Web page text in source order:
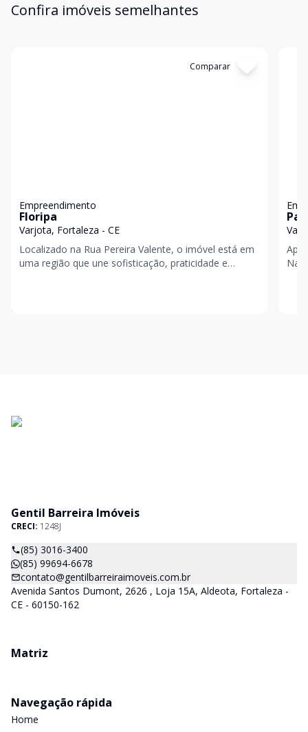
Confira imóveis semelhantes
Comparar
Empreendimento
Floripa
Varjota, Fortaleza - CE
Localizado na Rua Pereira Valente, o imóvel está em
uma região que une sofisticação, praticidade e
Na
Gentil Barreira Imóveis
CRECI: 1248J
(85) 3016-3400
(85) 99694-6678
contato@gentilbarreiraimoveis.com.br
Avenida Santos Dumont, 2626 , Loja 15A, Aldeota, Fortaleza -
CE - 60150-162
Matriz
Navegação rápida
Home